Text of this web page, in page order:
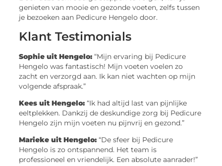
genieten van mooie en gezonde voeten, zelfs tussen
je bezoeken aan Pedicure Hengelo door.
Klant Testimonials
Sophie uit Hengelo: “Mijn ervaring bij Pedicure
Hengelo was fantastisch! Mijn voeten voelen zo
zacht en verzorgd aan. Ik kan niet wachten op mijn
volgende afspraak.”
Kees uit Hengelo: “Ik had altijd last van pijnlijke
eeltplekken. Dankzij de deskundige zorg bij Pedicure
Hengelo zijn mijn voeten nu pijnvrij en gezond.”
Marieke uit Hengelo: “De sfeer bij Pedicure
Hengelo is zo ontspannend. Het team is
professioneel en vriendelijk. Een absolute aanrader!”